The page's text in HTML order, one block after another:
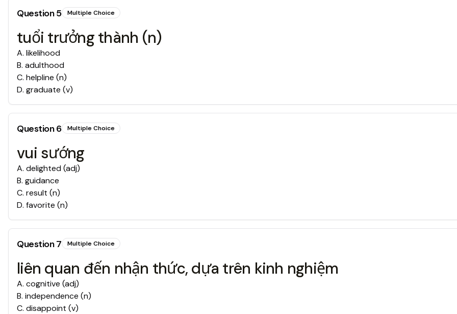
Question5 Multiple Choice
tuổi trưởng thành (n)
A. likelihood
B. adulthood
C. helpline (n)
D. graduate (v)
Question6 Multiple Choice
vui sướng
A. delighted (adj)
B. guidance
C. result (n)
D. favorite (n)
Question7 Multiple Choice
liên quan đến nhận thức, dựa trên kinh nghiệm
A. cognitive (adj)
B. independence (n)
C. disappoint (v)